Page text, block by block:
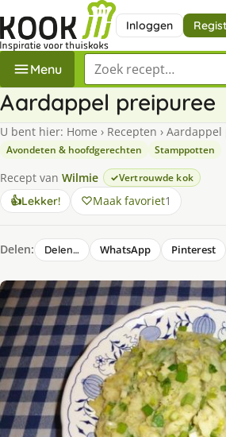
Inloggen
Menu Zoek een recept
Aardappel preipuree
U bent hier: Home › Recepten › Aardappel
Avondeten & hoofdgerechten Stamppotten
Recept van Wilmie Vertrouwde kok
👍Lekker! Maak favoriet1
Delen: Delen… WhatsApp Pinterest